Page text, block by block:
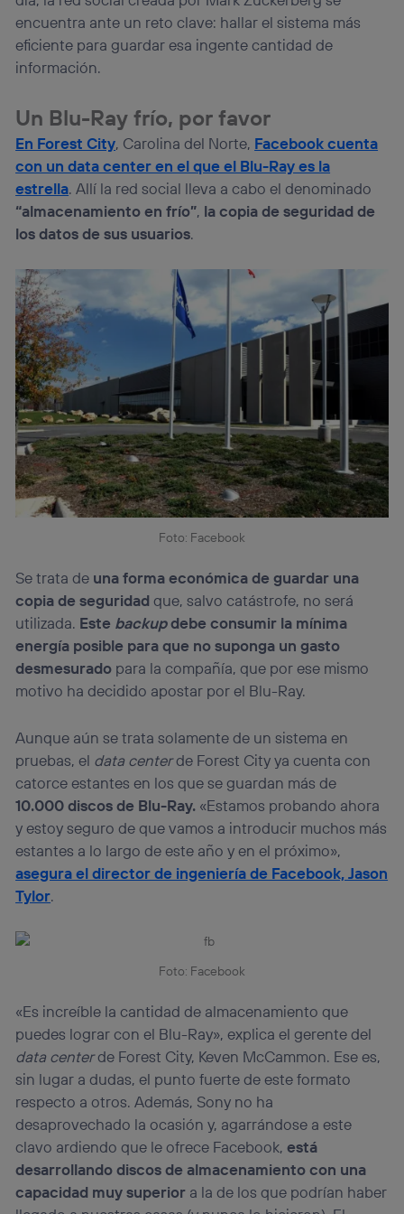
encuentra ante un reto clave: hallar el sistema más
eficiente para guardar esa ingente cantidad de
información.
Un Blu-Ray frío, por favor
En Forest City, Carolina del Norte, Facebook cuenta
con un data center en el que el Blu-Ray es la
estrella. Allí la red social lleva a cabo el denominado
“almacenamiento en frío”, la copia de seguridad de
los datos de sus usuarios.
Foto: Facebook
Se trata de una forma económica de guardar una
copia de seguridadque, salvo catástrofe, no será
utilizada. Este backupdebe consumir la mínima
energía posible para que no suponga un gasto
desmesurado para la compañía, que por ese mismo
motivo ha decidido apostar por el Blu-Ray.
Aunque aún se trata solamente de un sistema en
pruebas, el data centerde Forest City ya cuenta con
catorce estantes en los que se guardan más de
10.000 discos de Blu-Ray. «Estamos probando ahora
y estoy seguro de que vamos a introducir muchos más
estantes a lo largo de este año y en el próximo»,
asegura el director de ingeniería de Facebook, Jason
Tylor.
Foto: Facebook
«Es increíble la cantidad de almacenamiento que
puedes lograr con el Blu-Ray», explica el gerente del
data centerde Forest City, Keven McCammon. Ese es,
sin lugar a dudas, el punto fuerte de este formato
respecto a otros. Además, Sony no ha
desaprovechado la ocasión y, agarrándose a este
clavo ardiendo que le ofrece Facebook,está
desarrollando discos de almacenamiento con una
capacidad muy superior a la de los que podrían haber
(p. ej., número de teléfono móvil).
Este identificador se asigna a la conexión de internet, por
lo que cualquier persona que conecte su dispositivo y
consienta el uso de la tecnología recibirá el mismo
Si utilizas una conexión de banda ancha
el marketing o análisis se realizará en función de las
actividades de navegación de los miembros del hogar
que hayan dado su consentimiento.
Si utilizasdatos móviles, el marketing será más
personalizado, ya que se basará únicamente en la
navegación del usuario del móvil.
“Administrar Utiq” en la parte inferior de esta página web o
visitando el
portal de privacidad de Utiq
(“consenthub”)
. Para más información, consulta
la política de privacidad de Utiq.